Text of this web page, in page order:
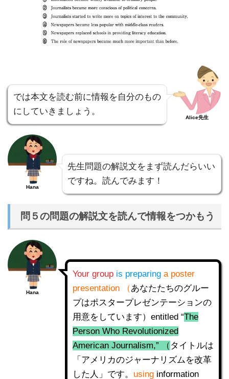
では本文を読む前に情報を自分のもの
にしていきましょう。
Alice先生
Hana
先生問題の解説文をまず読んだらいい
ですね。読んでみます！
問５の問題の解説文を読んで情報をつかもう
Hana
Your group is preparing a poster
presentation （あなたたちのグルー
プはポスタープレゼンテーションの
用意をしています）entitled “The
Person Who Revolutionized
American Journalism,” （ タイトルは
「アメリカのジャーナリズムを改革
した人」です。 using information